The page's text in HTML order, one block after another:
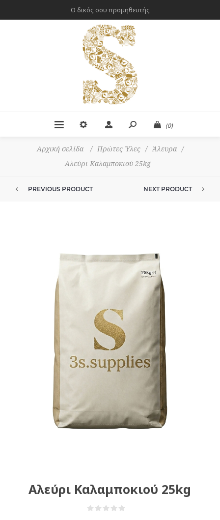
Ο δικός σου προμηθευτής
(0)
Αρχική σελίδα / Πρώτες Ύλες / Άλευρα
/
Αλεύρι Καλαμποκιού 25kg
PREVIOUS PRODUCT NEXT PRODUCT
Αλεύρι Καλαμποκιού 25kg